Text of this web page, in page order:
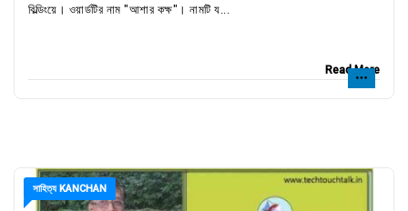
বিল্ডিংয়ে। ওয়ার্ডটির নাম "আশার কক্ষ"। নামটি য...
Read More
সাহিত্য KANCHAN